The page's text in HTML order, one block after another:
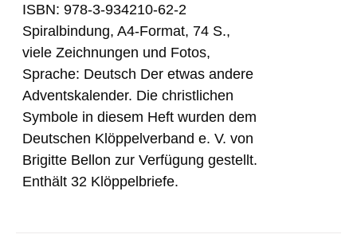
ISBN: 978-3-934210-62-2
Spiralbindung, A4-Format, 74 S.,
viele Zeichnungen und Fotos,
Sprache: Deutsch Der etwas andere
Adventskalender. Die christlichen
Symbole in diesem Heft wurden dem
Deutschen Klöppelverband e. V. von
Brigitte Bellon zur Verfügung gestellt.
Enthält 32 Klöppelbriefe.